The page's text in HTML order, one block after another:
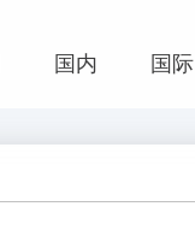
国内 国际